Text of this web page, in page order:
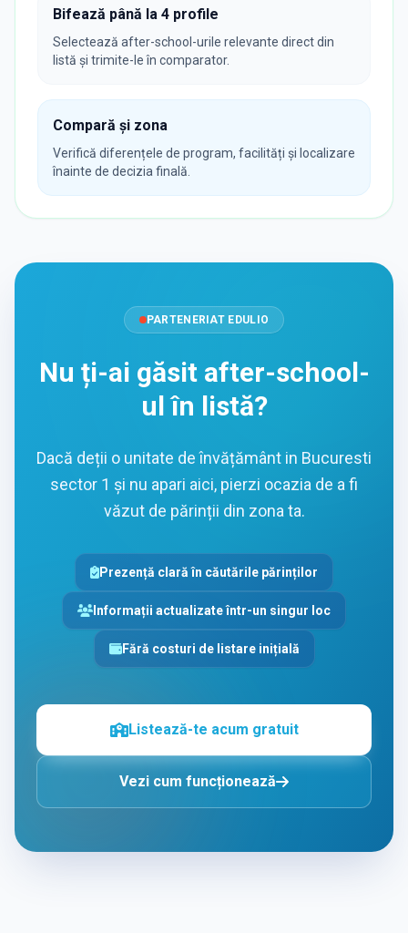
Bifează până la 4 profile
Selectează after-school-urile relevante direct din
listă și trimite-le în comparator.
Compară și zona
Verifică diferențele de program, facilități și localizare
înainte de decizia finală.
PARTENERIAT EDULIO
Nu ți-ai găsit after-school-
ul în listă?
Dacă deții o unitate de învățământ in Bucuresti
sector 1 și nu apari aici, pierzi ocazia de a fi
văzut de părinții din zona ta.
Prezență clară în căutările părinților
Informații actualizate într-un singur loc
Fără costuri de listare inițială
Listează-te acum gratuit
Vezi cum funcționează